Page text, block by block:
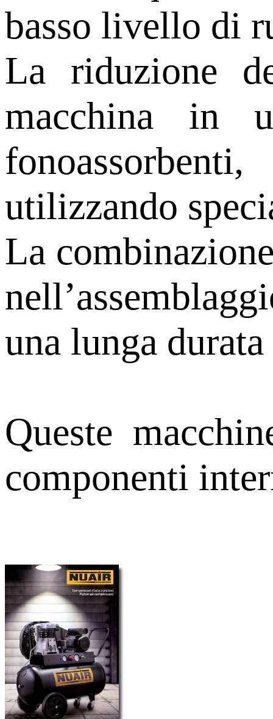
basso livello di
La riduzione
macchina in
utilizzando
La
una lunga
Queste
componenti